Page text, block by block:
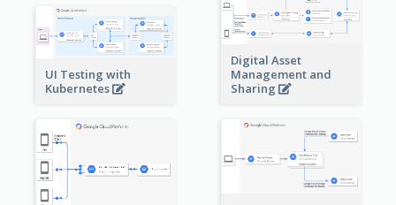
Digital Asset
Management and
Sharing
UI Testing with
Kubernetes